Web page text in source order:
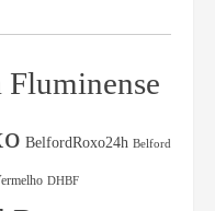
Fluminense
BelfordRoxo24h Belford
DHBF